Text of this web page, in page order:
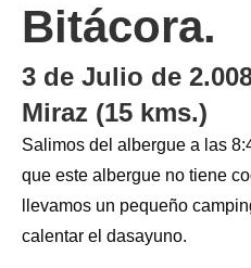
Bitácora.
3 de Julio de
Miraz (15 kms.)
Salimos del albergue a las
que este albergue no tiene
llevamos un pequeño
calentar el dasayuno.